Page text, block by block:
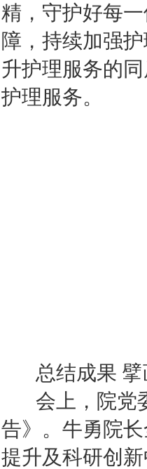
精，守护好每
障，持续加强
升护理服务的
护理服务。
总结成果 擘
会上，院党委
告》。牛勇院
提升及科研创